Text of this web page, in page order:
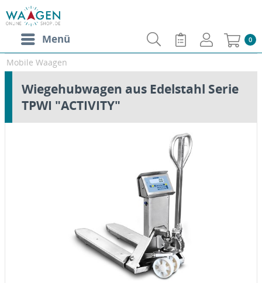
Menü 0
Mobile Waagen
Wiegehubwagen aus Edelstahl Serie
TPWI "ACTIVITY"